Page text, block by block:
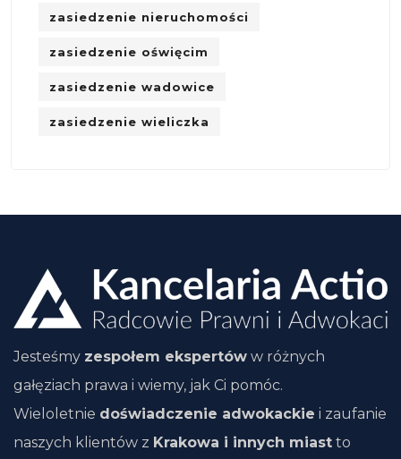
zasiedzenie nieruchomości
zasiedzenie oświęcim
zasiedzenie wadowice
zasiedzenie wieliczka
Jesteśmy zespołem ekspertów w różnych
gałęziach prawa i wiemy, jak Ci pomóc.
Wieloletnie doświadczenie adwokackie i zaufanie
naszych klientów z Krakowa i innych miast to